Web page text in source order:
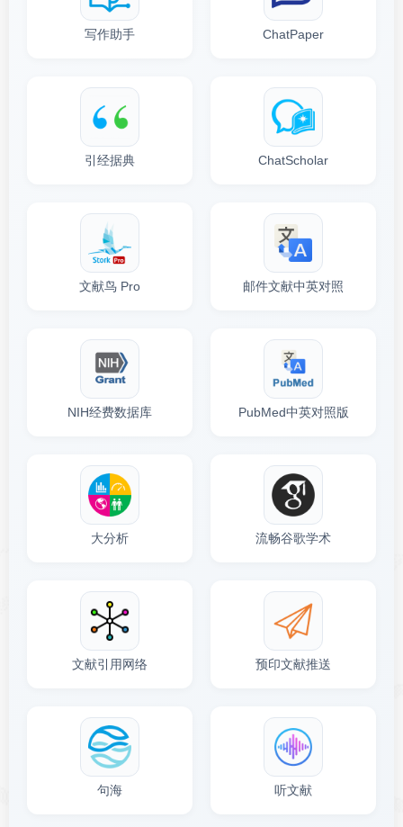
写作助手 ChatPaper
引经据典 ChatScholar
文献鸟 Pro 邮件文献中英对照
NIH经费数据库 PubMed中英对照版
大分析 流畅谷歌学术
文献引用网络 预印文献推送
句海 听文献